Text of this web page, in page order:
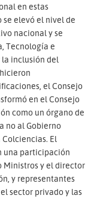
en estas
se elevó el nivel de
nacional y se
Tecnología e
inclusión del
el Consejo
en el Consejo
como un órgano de
no al Gobierno
El
una participación
Ministros y el director
y representantes
sector privado y las